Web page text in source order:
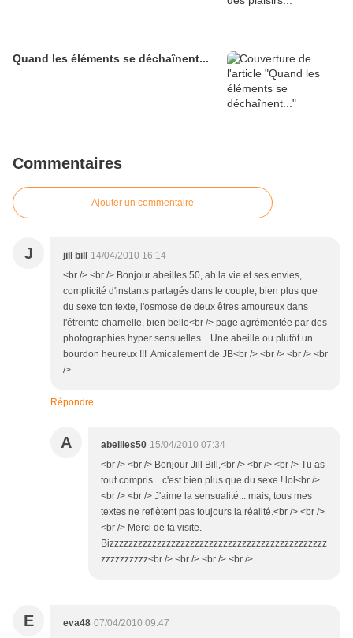
Quand les éléments se déchaînent...
Commentaires
Ajouter un commentaire
J jill bill
14/04/2010 16:14
<br /> <br /> Bonjour abeilles 50, ah la vie et ses envies,
complicité d'instants partagés dans le couple, bien plus que
du sexe ton texte, l'osmose de deux êtres amoureux dans
l'étreinte charnelle, bien belle<br /> page agrémentée par des
photographies hyper sensuelles... Une abeille ou plutôt un
bourdon heureux !!! Amicalement de JB<br /> <br /> <br /> <br
/>
Répondre
A abeilles50 15/04/2010 07:34
<br /> <br /> Bonjour Jill Bill,<br /> <br /> <br /> Tu as
tout compris... c'est bien plus que du sexe ! lol<br />
<br /> <br /> J'aime la sensualité... mais, tous mes
textes ne reflètent pas toujours la réalité.<br /> <br />
<br /> Merci de ta visite.
Bizzzzzzzzzzzzzzzzzzzzzzzzzzzzzzzzzzzzzzzzzzzzzz
zzzzzzzzzz<br /> <br /> <br /> <br />
E eva48 07/04/2010 09:47